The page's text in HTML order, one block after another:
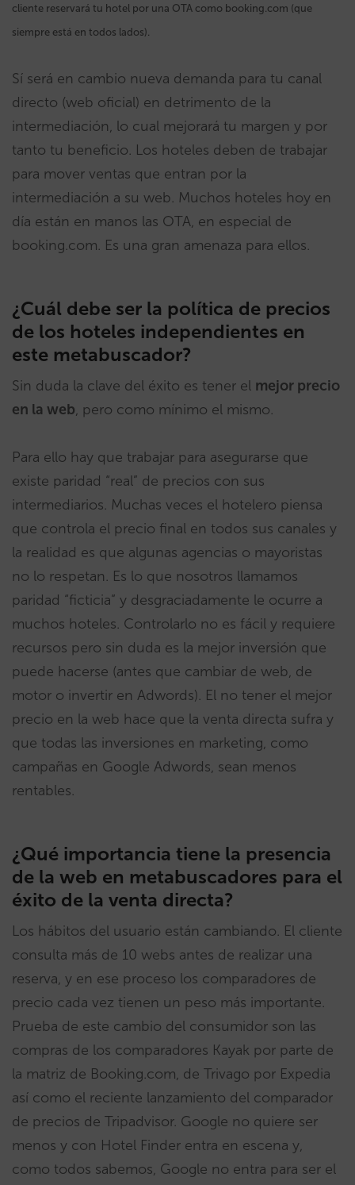
cliente reservará tu hotel por una OTA como booking.com (que
siempre está en todos lados).
Sí será en cambio nueva demanda para tu canal
directo (web oficial) en detrimento de la
intermediación, lo cual mejorará tu margen y por
tanto tu beneficio. Los hoteles deben de trabajar
para mover ventas que entran por la
intermediación a su web. Muchos hoteles hoy en
día están en manos las OTA, en especial de
booking.com. Es una gran amenaza para ellos.
¿Cuál debe ser la política de precios
de los hoteles independientes en
este metabuscador?
Sin duda la clave del éxito es tener el mejor precio
en la web, pero como mínimo el mismo.
Para ello hay que trabajar para asegurarse que
existe paridad “real” de precios con sus
intermediarios. Muchas veces el hotelero piensa
que controla el precio final en todos sus canales y
la realidad es que algunas agencias o mayoristas
no lo respetan. Es lo que nosotros llamamos
paridad “ficticia” y desgraciadamente le ocurre a
muchos hoteles. Controlarlo no es fácil y requiere
recursos pero sin duda es la mejor inversión que
puede hacerse (antes que cambiar de web, de
motor o invertir en Adwords). El no tener el mejor
precio en la web hace que la venta directa sufra y
que todas las inversiones en marketing, como
campañas en Google Adwords, sean menos
rentables.
¿Qué importancia tiene la presencia
de la web en metabuscadores para el
éxito de la venta directa?
Los hábitos del usuario están cambiando. El cliente
consulta más de 10 webs antes de realizar una
reserva, y en ese proceso los comparadores de
precio cada vez tienen un peso más importante.
Prueba de este cambio del consumidor son las
compras de los comparadores Kayak por parte de
la matriz de Booking.com, de Trivago por Expedia
así como el reciente lanzamiento del comparador
de precios de Tripadvisor. Google no quiere ser
menos y con Hotel Finder entra en escena y,
como todos sabemos, Google no entra para ser el